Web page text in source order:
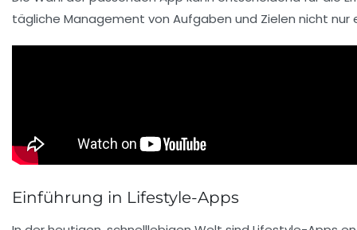
tägliche Management von Aufgaben und Zielen nicht
Einführung in Lifestyle-Apps